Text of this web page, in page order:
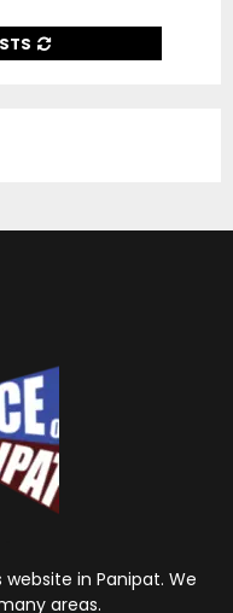
in Panipat. We
areas.